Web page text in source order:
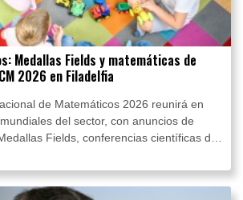
Medallas Fields y matemáticas de
2026 en Filadelfia
de Matemáticos 2026 reunirá en
del sector, con anuncios de
Fields, conferencias científicas de
abiertos al público